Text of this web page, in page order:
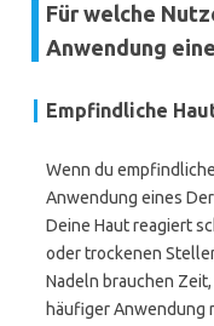
Für welche
Anwendung
Empfindliche
Wenn du
Anwendung eines
Deine Haut reagiert
oder trockenen
Nadeln brauchen
häufiger Anwendung